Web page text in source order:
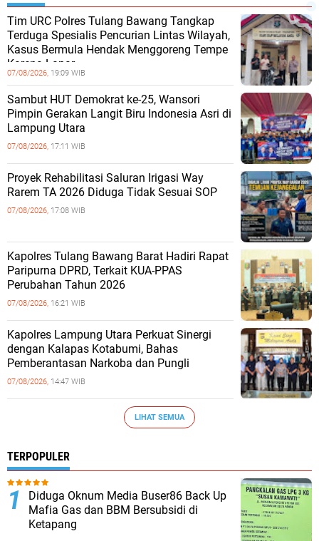
Tim URC Polres Tulang Bawang Tangkap
Terduga Spesialis Pencurian Lintas Wilayah,
Kasus Bermula Hendak Menggoreng Tempe
Karena Lapar
07/08/2026, 19:09 WIB
Sambut HUT Demokrat ke-25, Wansori
Pimpin Gerakan Langit Biru Indonesia Asri di
Lampung Utara
07/08/2026, 17:11 WIB
Proyek Rehabilitasi Saluran Irigasi Way
Rarem TA 2026 Diduga Tidak Sesuai SOP
07/08/2026, 17:08 WIB
Kapolres Tulang Bawang Barat Hadiri Rapat
Paripurna DPRD, Terkait KUA-PPAS
Perubahan Tahun 2026
07/08/2026, 16:21 WIB
Kapolres Lampung Utara Perkuat Sinergi
dengan Kalapas Kotabumi, Bahas
Pemberantasan Narkoba dan Pungli
07/08/2026, 14:47 WIB
LIHAT SEMUA
TERPOPULER
Diduga Oknum Media Buser86 Back Up
Mafia Gas dan BBM Bersubsidi di
Ketapang